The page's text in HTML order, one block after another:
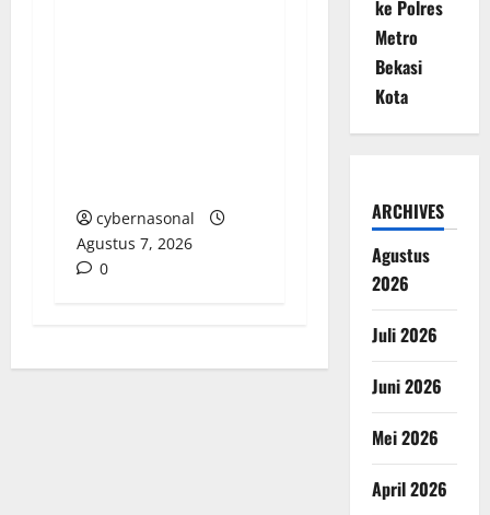
cybernasonal
Agustus 7, 2026
0
ke Polres
Metro
Bekasi
Kota
ARCHIVES
Agustus
2026
Juli 2026
Juni 2026
Mei 2026
April 2026